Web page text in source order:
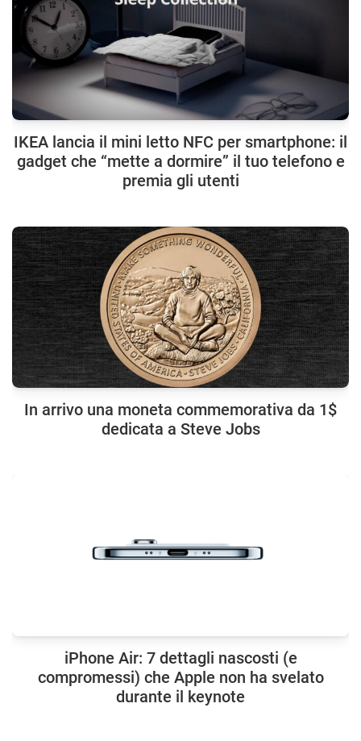
IKEA lancia il mini letto NFC per smartphone: il
gadget che “mette a dormire” il tuo telefono e
premia gli utenti
In arrivo una moneta commemorativa da 1$
dedicata a Steve Jobs
iPhone Air: 7 dettagli nascosti (e
compromessi) che Apple non ha svelato
durante il keynote